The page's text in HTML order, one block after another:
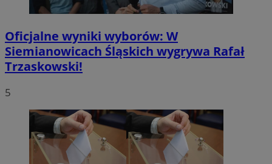
Oficjalne wyniki wyborów: W
Siemianowicach Śląskich wygrywa Rafał
Trzaskowski!
5